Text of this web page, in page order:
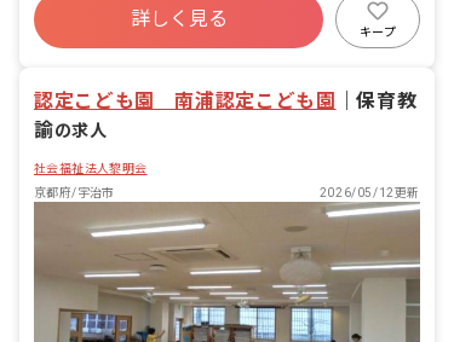
機会はほぼなく、なるべく安静にさせて
あげることが大切です。
WEB面接OK
詳しく見る
キープ
認定こども園 南浦認定こども園 ｜保育教
諭の求人
社会福祉法人黎明会
京都府/宇治市
2026/05/12更新